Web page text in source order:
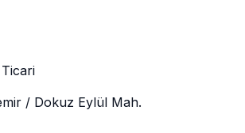
/ Dokuz Eylül Mah.